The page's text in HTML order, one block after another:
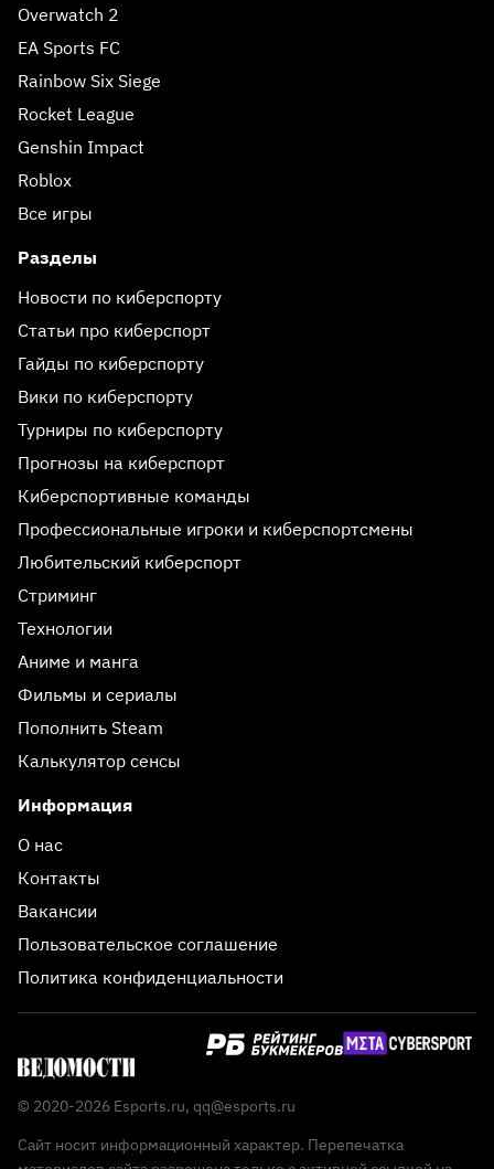
Overwatch 2
EA Sports FC
Rainbow Six Siege
Rocket League
Genshin Impact
Roblox
Все игры
Разделы
Новости по киберспорту
Статьи про киберспорт
Гайды по киберспорту
Вики по киберспорту
Турниры по киберспорту
Прогнозы на киберспорт
Киберспортивные команды
Профессиональные игроки и киберспортсмены
Любительский киберспорт
Стриминг
Технологии
Аниме и манга
Фильмы и сериалы
Пополнить Steam
Калькулятор сенсы
Информация
О нас
Контакты
Вакансии
Пользовательское соглашение
Политика конфиденциальности
© 2020-2026 Esports.ru, qq@esports.ru
Сайт носит информационный характер. Перепечатка